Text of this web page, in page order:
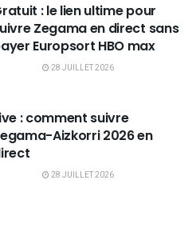
: le lien ultime pour
Zegama en direct sans
Europsort HBO max
28 JUILLET 2026
: comment suivre
Aizkorri 2026 en
28 JUILLET 2026